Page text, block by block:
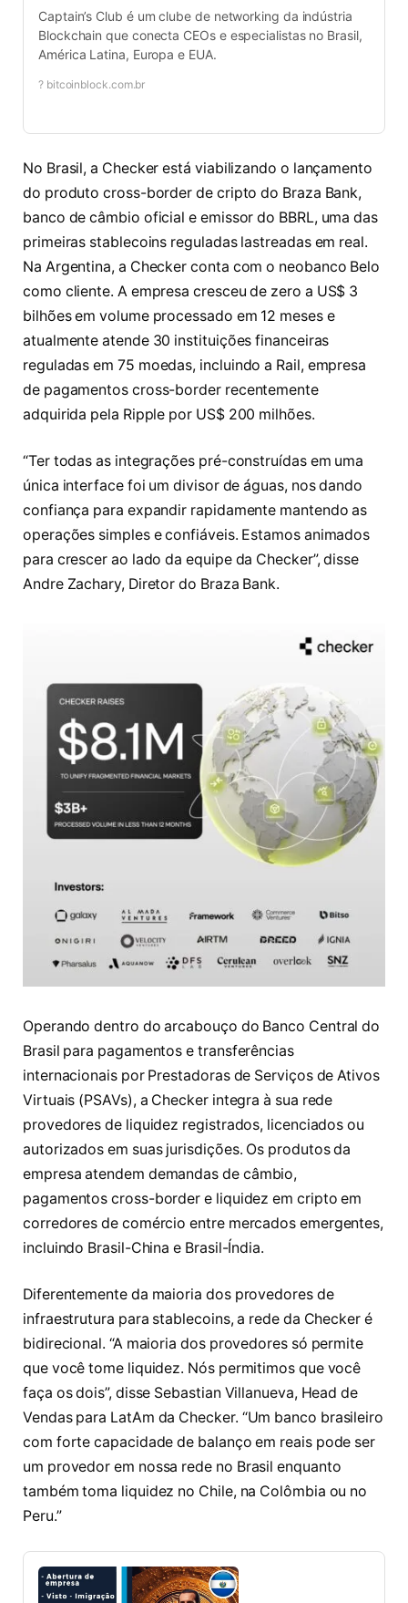
Captain’s Club é um clube de networking da indústria
Blockchain que conecta CEOs e especialistas no Brasil,
América Latina, Europa e EUA.
? bitcoinblock.com.br
No Brasil, a Checker está viabilizando o lançamento
do produto cross-border de cripto do Braza Bank,
banco de câmbio oficial e emissor do BBRL, uma das
primeiras stablecoins reguladas lastreadas em real.
Na Argentina, a Checker conta com o neobanco Belo
como cliente. A empresa cresceu de zero a US$ 3
bilhões em volume processado em 12 meses e
atualmente atende 30 instituições financeiras
reguladas em 75 moedas, incluindo a Rail, empresa
de pagamentos cross-border recentemente
adquirida pela Ripple por US$ 200 milhões.
“Ter todas as integrações pré-construídas em uma
única interface foi um divisor de águas, nos dando
confiança para expandir rapidamente mantendo as
operações simples e confiáveis. Estamos animados
para crescer ao lado da equipe da Checker”, disse
Andre Zachary, Diretor do Braza Bank.
Operando dentro do arcabouço do Banco Central do
Brasil para pagamentos e transferências
internacionais por Prestadoras de Serviços de Ativos
Virtuais (PSAVs), a Checker integra à sua rede
provedores de liquidez registrados, licenciados ou
autorizados em suas jurisdições. Os produtos da
empresa atendem demandas de câmbio,
pagamentos cross-border e liquidez em cripto em
corredores de comércio entre mercados emergentes,
incluindo Brasil-China e Brasil-Índia.
Diferentemente da maioria dos provedores de
infraestrutura para stablecoins, a rede da Checker é
bidirecional. “A maioria dos provedores só permite
que você tome liquidez. Nós permitimos que você
faça os dois”, disse Sebastian Villanueva, Head de
Vendas para LatAm da Checker. “Um banco brasileiro
com forte capacidade de balanço em reais pode ser
um provedor em nossa rede no Brasil enquanto
também toma liquidez no Chile, na Colômbia ou no
Peru.”